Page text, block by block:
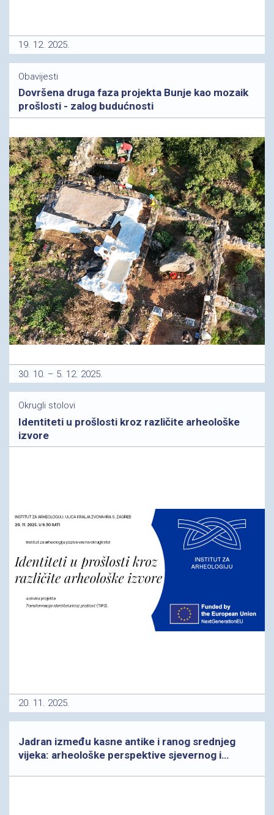
19. 12. 2025.
Obavijesti
Dovršena druga faza projekta Bunje kao mozaik
prošlosti - zalog budućnosti
30. 10. – 5. 12. 2025.
Okrugli stolovi
Identiteti u prošlosti kroz različite arheološke
izvore
20. 11. 2025.
Jadran između kasne antike i ranog srednjeg
vijeka: arheološke perspektive sjevernog i